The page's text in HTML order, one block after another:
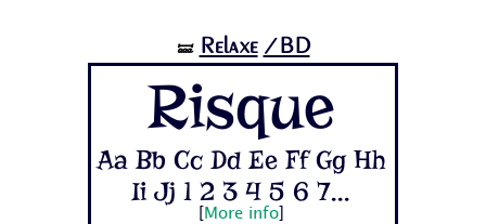
🝛 Relaxe /BD
Risque
Aa Bb Cc Dd Ee Ff Gg Hh
Ii Jj 1 2 3 4 5 6 7...
More info]